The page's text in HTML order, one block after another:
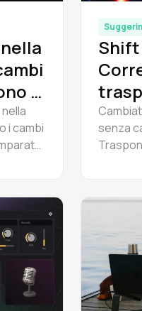
le
i cambi
i
Shift
senza
Amped